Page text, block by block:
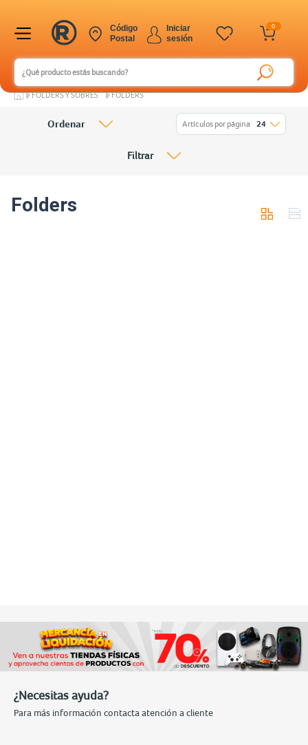
0
Iniciar
sesión
Código
Postal
FOLDERS Y SOBRES FOLDERS
Folders
Ordenar Artículos por página 24
Filtrar
¿Necesitas ayuda?
Para más información contacta atención a cliente